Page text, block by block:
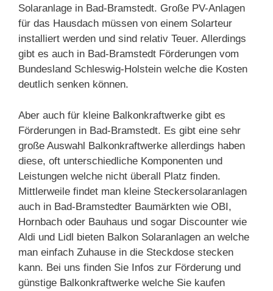
Solaranlage in Bad-Bramstedt. Große PV-Anlagen
für das Hausdach müssen von einem Solarteur
installiert werden und sind relativ Teuer. Allerdings
gibt es auch in Bad-Bramstedt Förderungen vom
Bundesland Schleswig-Holstein welche die Kosten
deutlich senken können.
Aber auch für kleine Balkonkraftwerke gibt es
Förderungen in Bad-Bramstedt. Es gibt eine sehr
große Auswahl Balkonkraftwerke allerdings haben
diese, oft unterschiedliche Komponenten und
Leistungen welche nicht überall Platz finden.
Mittlerweile findet man kleine Steckersolaranlagen
auch in Bad-Bramstedter Baumärkten wie OBI,
Hornbach oder Bauhaus und sogar Discounter wie
Aldi und Lidl bieten Balkon Solaranlagen an welche
man einfach Zuhause in die Steckdose stecken
kann. Bei uns finden Sie Infos zur Förderung und
günstige Balkonkraftwerke welche Sie kaufen